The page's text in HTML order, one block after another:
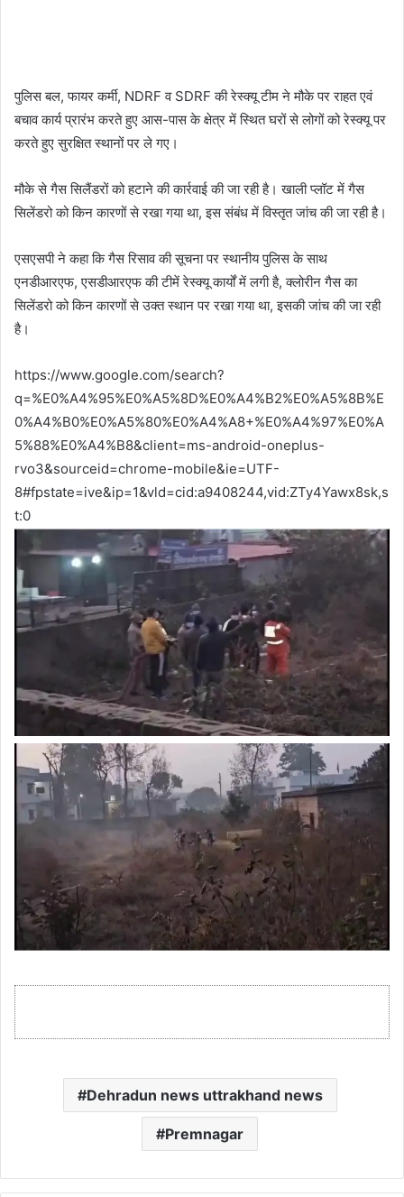
पुलिस बल, फायर कर्मी, NDRF व SDRF की रेस्क्यू टीम ने मौके पर राहत एवं
बचाव कार्य प्रारंभ करते हुए आस-पास के क्षेत्र में स्थित घरों से लोगों को रेस्क्यू पर
करते हुए सुरक्षित स्थानों पर ले गए।
मौके से गैस सिलैंडरों को हटाने की कार्रवाई की जा रही है। खाली प्लॉट में गैस
सिलेंडरो को किन कारणों से रखा गया था, इस संबंध में विस्तृत जांच की जा रही है।
एसएसपी ने कहा कि गैस रिसाव की सूचना पर स्थानीय पुलिस के साथ
एनडीआरएफ, एसडीआरएफ की टीमें रेस्क्यू कार्यों में लगी है, क्लोरीन गैस का
सिलेंडरो को किन कारणों से उक्त स्थान पर रखा गया था, इसकी जांच की जा रही
है।
https://www.google.com/search?
q=%E0%A4%95%E0%A5%8D%E0%A4%B2%E0%A5%8B%E
0%A4%B0%E0%A5%80%E0%A4%A8+%E0%A4%97%E0%A
5%88%E0%A4%B8&client=ms-android-oneplus-
rvo3&sourceid=chrome-mobile&ie=UTF-
8#fpstate=ive&ip=1&vld=cid:a9408244,vid:ZTy4Yawx8sk,s
t:0
Dehradun news uttrakhand news
Premnagar